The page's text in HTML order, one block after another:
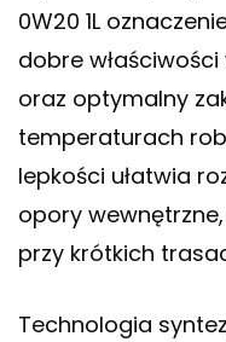
0W20 1L
dobre
oraz optymalny
temperaturach
lepkości ułatwia
opory
przy krótkich
Technologia